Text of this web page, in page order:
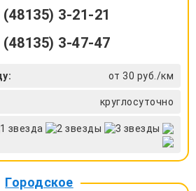
3-21-21
3-47-47
от 30 руб./км
круглосуточно
Городское